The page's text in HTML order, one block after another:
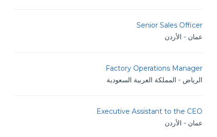
Senior Sales Officer
عمان - الأردن
Factory Operations Manager
الرياض - المملكة العربية السعودية
Executive Assistant to the CEO
عمان - الأردن